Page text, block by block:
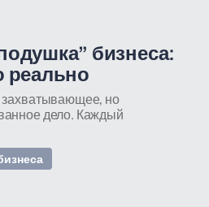
бизнеса:
реально
захватывающее, но
дело. Каждый